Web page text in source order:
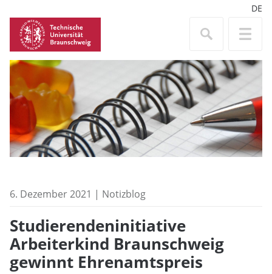
DE
6. Dezember 2021 | Notizblog
Studierendeninitiative
Arbeiterkind Braunschweig
gewinnt Ehrenamtspreis